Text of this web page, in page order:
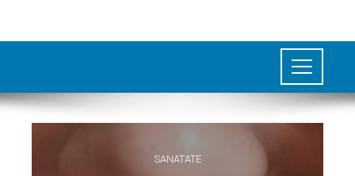
SANATATE